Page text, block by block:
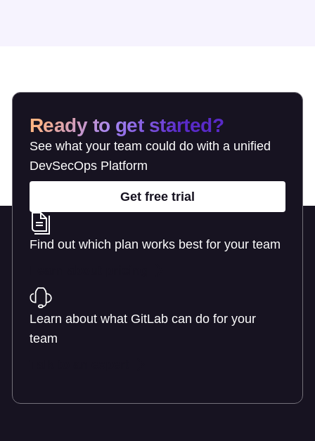
Ready to get started?
See what your team could do with a unified
DevSecOps Platform
Get free trial
Find out which plan works best for your team
Learn about what GitLab can do for your
team